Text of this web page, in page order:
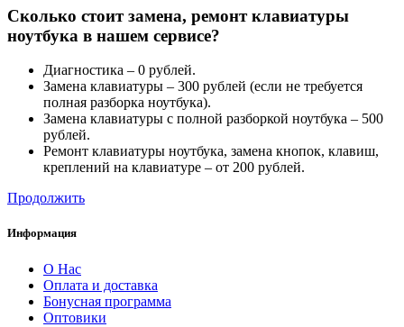
Сколько стоит замена, ремонт клавиатуры
ноутбука в нашем сервисе?
Диагностика – 0 рублей.
Замена клавиатуры – 300 рублей (если не требуется
полная разборка ноутбука).
Замена клавиатуры с полной разборкой ноутбука – 500
рублей.
Ремонт клавиатуры ноутбука, замена кнопок, клавиш,
креплений на клавиатуре – от 200 рублей.
Продолжить
Информация
О Нас
Оплата и доставка
Бонусная программа
Оптовики